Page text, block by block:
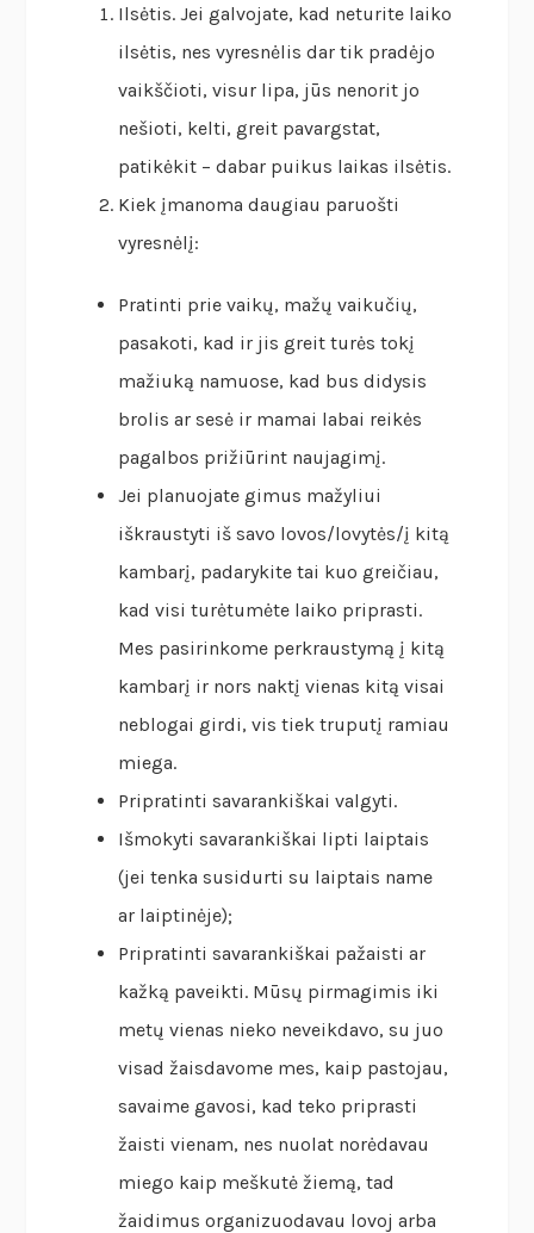
Ilsėtis. Jei galvojate, kad neturite laiko
ilsėtis, nes vyresnėlis dar tik pradėjo
vaikščioti, visur lipa, jūs nenorit jo
nešioti, kelti, greit pavargstat,
patikėkit – dabar puikus laikas ilsėtis.
Kiek įmanoma daugiau paruošti
vyresnėlį:
Pratinti prie vaikų, mažų vaikučių,
pasakoti, kad ir jis greit turės tokį
mažiuką namuose, kad bus didysis
brolis ar sesė ir mamai labai reikės
pagalbos prižiūrint naujagimį.
Jei planuojate gimus mažyliui
iškraustyti iš savo lovos/lovytės/į kitą
kambarį, padarykite tai kuo greičiau,
kad visi turėtumėte laiko priprasti.
Mes pasirinkome perkraustymą į kitą
kambarį ir nors naktį vienas kitą visai
neblogai girdi, vis tiek truputį ramiau
miega.
Pripratinti savarankiškai valgyti.
Išmokyti savarankiškai lipti laiptais
(jei tenka susidurti su laiptais name
ar laiptinėje);
Pripratinti savarankiškai pažaisti ar
kažką paveikti. Mūsų pirmagimis iki
metų vienas nieko neveikdavo, su juo
visad žaisdavome mes, kaip pastojau,
savaime gavosi, kad teko priprasti
žaisti vienam, nes nuolat norėdavau
miego kaip meškutė žiemą, tad
žaidimus organizuodavau lovoj arba